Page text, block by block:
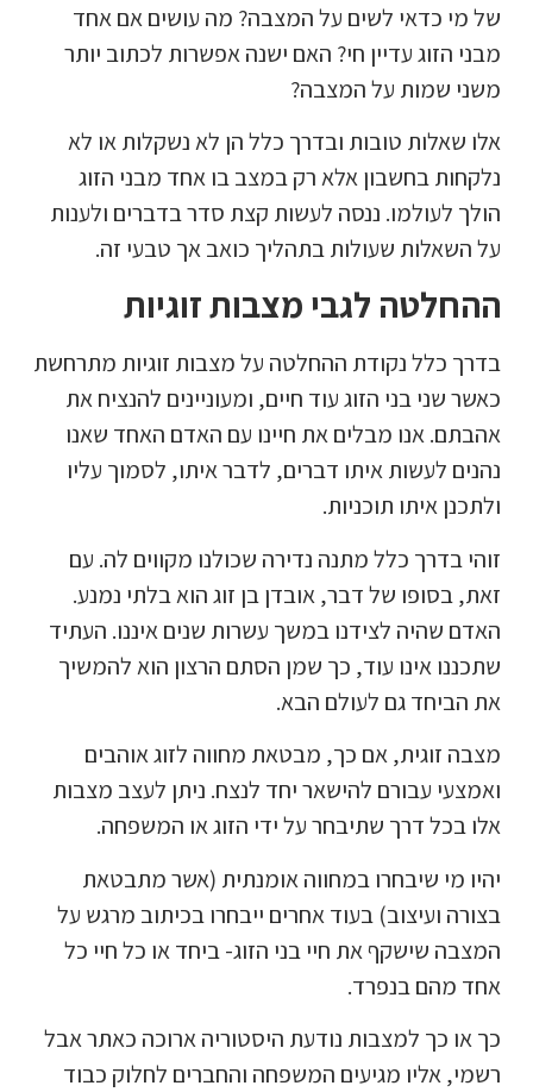
של מי כדאי לשים על המצבה? מה עושים אם אחד
מבני הזוג עדיין חי? האם ישנה אפשרות לכתוב יותר
משני שמות על המצבה?
אלו שאלות טובות ובדרך כלל הן לא נשקלות או לא
נלקחות בחשבון אלא רק במצב בו אחד מבני הזוג
הולך לעולמו. ננסה לעשות קצת סדר בדברים ולענות
על השאלות שעולות בתהליך כואב אך טבעי זה.
ההחלטה לגבי מצבות זוגיות
בדרך כלל נקודת ההחלטה על מצבות זוגיות מתרחשת
כאשר שני בני הזוג עוד חיים, ומעוניינים להנציח את
אהבתם. אנו מבלים את חיינו עם האדם האחד שאנו
נהנים לעשות איתו דברים, לדבר איתו, לסמוך עליו
ולתכנן איתו תוכניות.
זוהי בדרך כלל מתנה נדירה שכולנו מקווים לה. עם
זאת, בסופו של דבר, אובדן בן זוג הוא בלתי נמנע.
האדם שהיה לצידנו במשך עשרות שנים איננו. העתיד
שתכננו אינו עוד, כך שמן הסתם הרצון הוא להמשיך
את הביחד גם לעולם הבא.
מצבה זוגית, אם כך, מבטאת מחווה לזוג אוהבים
ואמצעי עבורם להישאר יחד לנצח. ניתן לעצב מצבות
אלו בכל דרך שתיבחר על ידי הזוג או המשפחה.
יהיו מי שיבחרו במחווה אומנתית (אשר מתבטאת
בצורה ועיצוב) בעוד אחרים ייבחרו בכיתוב מרגש על
המצבה שישקף את חיי בני הזוג- ביחד או כל חיי כל
אחד מהם בנפרד.
כך או כך למצבות נודעת היסטוריה ארוכה כאתר אבל
רשמי, אליו מגיעים המשפחה והחברים לחלוק כבוד